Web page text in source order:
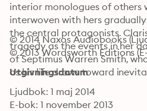
interior monologues of others
interwoven with hers
the central protagonists.
tragedy as the events in her
of Septimus Warren Smith,
as his life draws toward
© 2014 Naxos Audiobooks
© 2013 Wordsworth Editions
Utgivningsdatum
Ljudbok: 1 maj 2014
E-bok: 1 november 2013